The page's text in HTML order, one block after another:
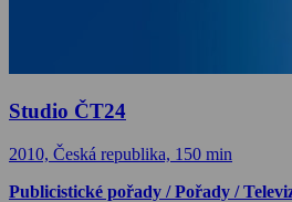
Studio ČT24
2010, Česká republika, 150 min
Publicistické pořady / Pořady /